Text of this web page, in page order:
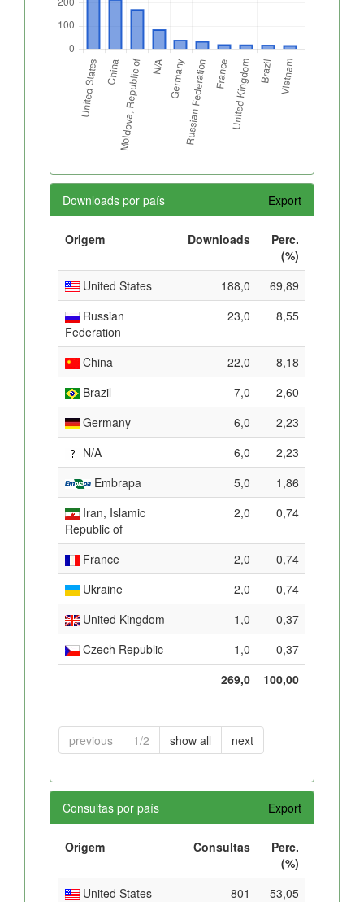
Downloads por país Export
Origem Downloads
Perc.
(%)
United States
188,0
69,89
Russian
Federation
23,0 8,55
China 22,0
8,18
Brazil
7,0
2,60
Germany
6,0
2,23
N/A
6,0
2,23
Embrapa
5,0
1,86
Iran, Islamic
Republic of
2,0 0,74
France 2,0
0,74
Ukraine
2,0
0,74
United Kingdom
1,0
0,37
Czech Republic
1,0
0,37
269,0
100,00
previous 1/2 show all next
Consultas por país Export
Origem Consultas
Perc.
(%)
United States
801
53,05